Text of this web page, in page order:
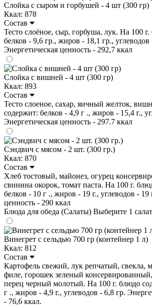
Слойка с сыром и горбушей - 4 шт (300 гр)
Ккал: 878
Состав
Тесто слоёное, сыр, горбуша, лук. На 100
белков - 9,6 гр., жиров - 18,1 гр., углеводов
Энергетическая ценность - 292,7 ккал
Слойка с вишней - 4 шт (300 гр)
Ккал: 893
Состав
Тесто слоеное, сахар, яичный желток,
содержит: белков - 4,9 г ., жиров - 15,4 г.,
Энергетическая ценность - 297.7 ккал
Сэндвич с мясом - 2 шт. (300 гр.)
Ккал: 870
Состав
Хлеб тостовый, майонез, огурец
свинина окорок, томат паста. На 100 г.
белков - 10 г ., жиров - 19 г., углеводов - 19
ценность - 290 ккал
Блюда для обеда (Салаты) Выберите 1 салат
Винегрет с сельдью 700 гр (контейнер 1 л)
Ккал: 812
Состав
Картофель свежий, лук репчатый, свекла,
филе, горошек зеленый
перец черный молотый. На 100 г. блюдо
г ., жиров - 4,9 г., углеводов - 6,8 гр.
- 76,6 ккал.